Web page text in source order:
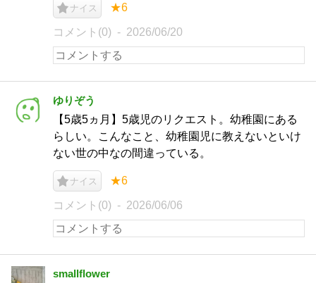
ナイス ★6
コメント(0) 2026/06/20
ゆりぞう
【5歳5ヵ月】5歳児のリクエスト。幼稚園にある
らしい。こんなこと、幼稚園児に教えないといけ
ない世の中なの間違っている。
ナイス ★6
コメント(0) 2026/06/06
smallflower